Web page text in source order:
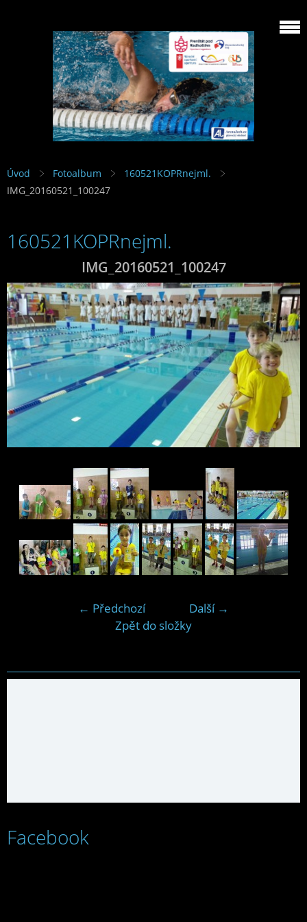
Úvod Fotoalbum
160521KOPRnejml.
IMG_20160521_100247
160521KOPRnejml.
IMG_20160521_100247
← Předchozí
Další →
Zpět do složky
Facebook